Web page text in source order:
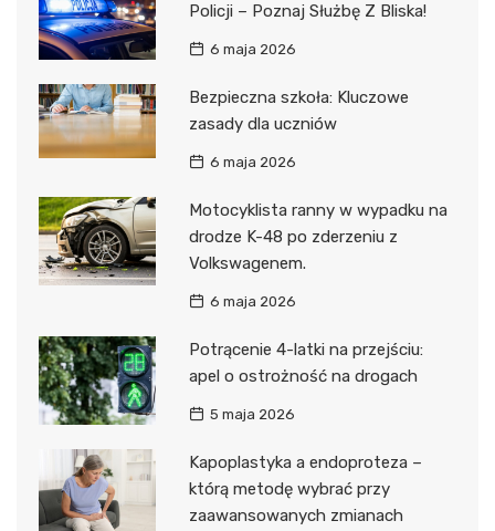
Policji – Poznaj Służbę Z Bliska!
6 maja 2026
Bezpieczna szkoła: Kluczowe
zasady dla uczniów
6 maja 2026
Motocyklista ranny w wypadku na
drodze K-48 po zderzeniu z
Volkswagenem.
6 maja 2026
Potrącenie 4-latki na przejściu:
apel o ostrożność na drogach
5 maja 2026
Kapoplastyka a endoproteza –
którą metodę wybrać przy
zaawansowanych zmianach